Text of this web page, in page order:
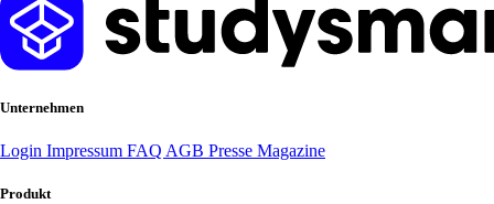
Unternehmen
Login Impressum FAQ AGB Presse Magazine
Produkt